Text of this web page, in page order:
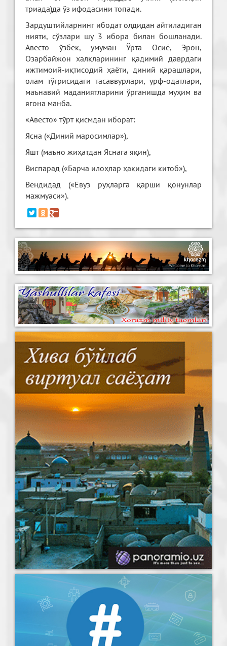
триада)да ўз ифодасини топади.
Зардуштийларнинг ибодат олдидан айтиладиган
нияти, сўзлари шу 3 ибора билан бошланади.
Авесто ўзбек, умуман Ўрта Осиё, Эрон,
Озарбайжон халқларининг қадимий даврдаги
ижтимоий-иқтисодий ҳаёти, диний қарашлари,
олам тўғрисидаги тасаввурлари, урф-одатлари,
маънавий маданиятларини ўрганишда муҳим ва
ягона манба.
«Авесто» тўрт қисмдан иборат:
Ясна («Диний маросимлар»),
Яшт (маъно жиҳатдан Яснага яқин),
Виспарад («Барча илоҳлар ҳақидаги китоб»),
Вендидад («Ёвуз руҳларга қарши қонунлар
мажмуаси»).